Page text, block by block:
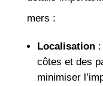
mers :
Localisation:
côtes et des
minimiser